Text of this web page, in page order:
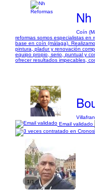
Coín
reformas somos especialistas en
base en coín (málaga).
pintura, pladur y renovación
equipo propio, serio, puntual y
ofrecer resultados impecables,
Email validado
1/1